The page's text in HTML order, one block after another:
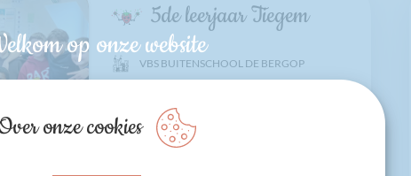
5de leerjaar Tiegem
VBS BUITENSCHOOL DE BERGOP
1150
11
op onze website
onze cookies